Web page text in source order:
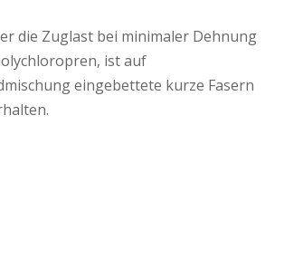
die Zuglast bei minimaler Dehnung
ist auf
eingebettete kurze Fasern